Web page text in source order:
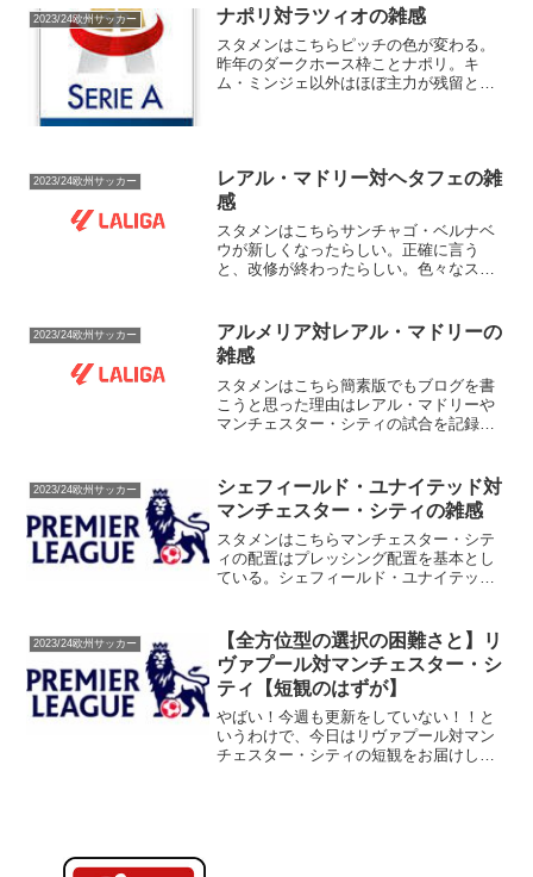
ピオンズ・リーグを見たかったけれど、
書くことを優先してみた。...
2023/24欧州サッカー ナポリ対ラツィオの雑感
スタメンはこちらピッチの色が変わる。
昨年のダークホース枠ことナポリ。キ
ム・ミンジェ以外はほぼ主力が残留と、
2023/24欧州サッカー
レアル・マドリー対ヘタフェの雑
感
スタメンはこちらサンチャゴ・ベルナベ
ウが新しくなったらしい。正確に言う
と、改修が終わったらしい。色々なスタ
である。ヘタフェといえば、マドリー
ド・ダービー。更に言うと、レ...
2023/24欧州サッカー
アルメリア対レアル・マドリーの
雑感
スタメンはこちら簡素版でもブログを書
こうと思った理由はレアル・マドリーや
マンチェスター・シティの試合を記録す
の検索性に勝てない。レアル・マドリー
の初戦はチュアメニとカマ...
2023/24欧州サッカー
シェフィールド・ユナイテッド対
マンチェスター・シティの雑感
スタメンはこちらマンチェスター・シテ
ィの配置はプレッシング配置を基本とし
ている。シェフィールド・ユナイテッド
ッドの配置はGoogleさんに託している。
誰がどこの立ち位置だ...
2023/24欧州サッカー
【全方位型の選択の困難さと】リ
ヴァプール対マンチェスター・シ
ティ【短観のはずが】
やばい！今週も更新をしていない！！と
いうわけで、今日はリヴァプール対マン
チェスター・シティの短観をお届けしま